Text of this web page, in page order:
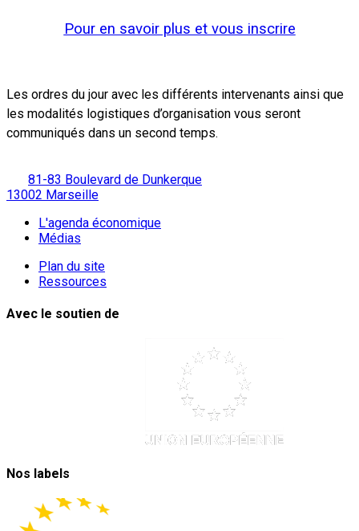
Pour en savoir plus et vous inscrire
Les ordres du jour avec les différents intervenants ainsi que
les modalités logistiques d’organisation vous seront
communiqués dans un second temps.
81-83 Boulevard de Dunkerque
13002 Marseille
L'agenda économique
Médias
Plan du site
Ressources
Avec le soutien de
Nos labels